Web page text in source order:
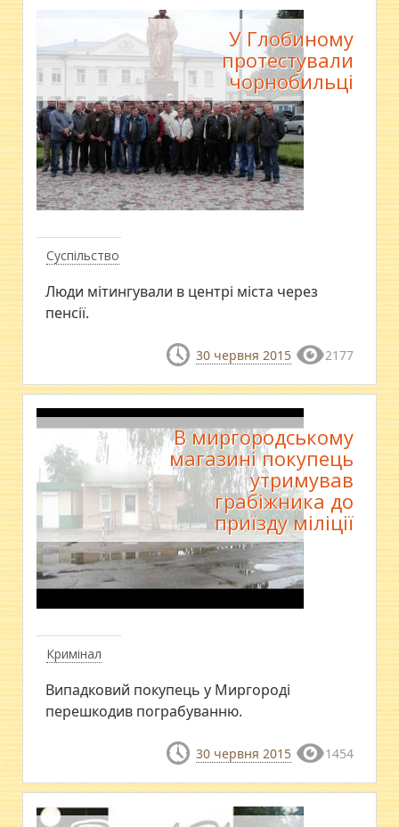
Суспільство
У Глобиному
протестували
чорнобильці
Люди мітингували в центрі міста через
пенсії.
30 червня 2015 2177
Кримінал
В миргородському
магазині покупець
утримував
грабіжника до
приїзду міліції
Випадковий покупець у Миргороді
перешкодив пограбуванню.
30 червня 2015 1454